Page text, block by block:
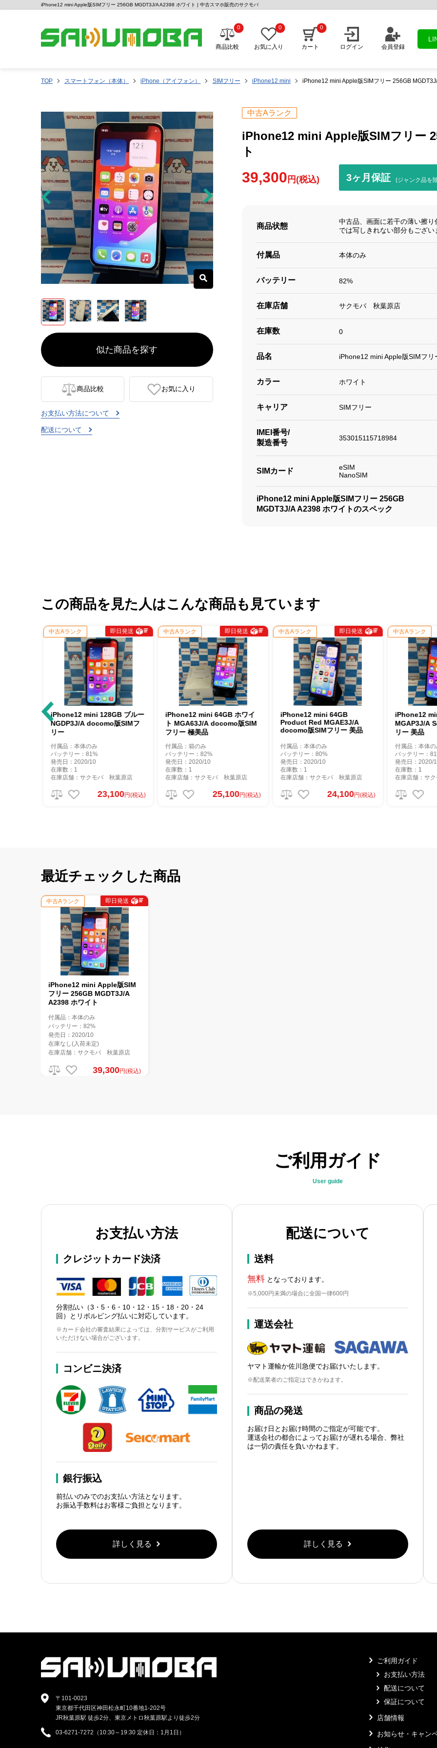
iPhone12 mini Apple版SIMフリー 256GB MGDT3J/A A2398 ホワイト | 中古スマホ販売のサクモバ
商品比較
0
お気に入り
0
カート
0
ログイン 会員登録
TOP スマートフォン（本体） iPhone（アイフォン） SIMフリー iPhone12 mini iPhone12 mini Apple版SIMフリー 256GB
似た商品を探す
商品比較 お気に入り
お支払い方法について
配送について
中古Aランク
iPhone12 mini Apple版SIMフリー
ト
39,300 円(税込) 3ヶ月保証 (ジャンク品を
商品状態
中古品、画面に若干の薄い擦
では写しきれない部分もござい
付属品 本体のみ
バッテリー 82%
在庫店舗 サクモバ 秋葉原店
在庫数 0
品名 iPhone12 mini Apple版SIMフ
カラー ホワイト
キャリア SIMフリー
IMEI番号/
製造番号
353015115718984
SIMカード
eSIM
NanoSIM
iPhone12 mini Apple版SIMフリー 256GB
MGDT3J/A A2398 ホワイトのスペック
この商品を見た人はこんな商品も見ています
即日発送
mini 128GB ブルー
A docomo版SIMフ
舗：サクモバ 秋葉原店
23,100円(税込)
中古Aランク 即日発送
iPhone12 mini 64GB ホワイ
ト MGA63J/A docomo版SIM
在庫店舗：サクモバ 秋葉原店
25,100円(税込)
中古Aランク 即日発送
iPhone12 mini 64GB
Product Red MGAE3J/A
docomo版SIMフリー 美品
在庫店舗：サクモバ 秋葉原店
24,100円(税込)
中古Aランク 即日発送
iPhone12 mini 64GB ブルー
MGAP3J/A SoftBank版SIMフ
リー 美品
在庫店舗：サクモバ 秋葉原店
24,100円(税込)
最近チェックした商品
中古Aランク 即日発送
iPhone12 mini Apple版SIM
フリー 256GB MGDT3J/A
A2398 ホワイト
付属品：本体のみ
バッテリー：82%
発売日：2020/10
在庫なし(入荷未定)
在庫店舗：サクモバ 秋葉原店
39,300円(税込)
ご利用ガイド
User guide
お支払い方法
クレジットカード決済
分割払い（3・5・6・10・12・15・18・20・24
回）とリボルビング払いに対応しています。
※カード会社の審査結果によっては、分割サービスがご利用
いただけない場合がございます。
コンビニ決済
銀行振込
前払いのみでのお支払い方法となります。
お振込手数料はお客様ご負担となります。
詳しく見る
配送について
送料
無料となっております。
※5,000円未満の場合に全国一律600円
運送会社
ヤマト運輸か佐川急便でお届けいたします。
※配送業者のご指定はできかねます。
商品の発送
お届け日とお届け時間のご指定が可能です。
運送会社の都合によってお届けが遅れる場合、弊社
は一切の責任を負いかねます。
詳しく見る
〒101-0023
東京都千代田区神田松永町10番地1-202号
JR秋葉原駅 徒歩2分、東京メトロ秋葉原駅より徒歩2分
03-6271-7272（10:30～19:30 定休日：1月1日）
ご利用ガイド
お支払い方法
配送について
保証について
店舗情報
お知らせ・キャン